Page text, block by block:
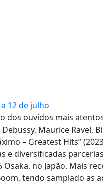
12 de julho
dos ouvidos mais
Maurice Ravel,
– Greatest Hits”
e diversificadas
Osaka, no Japão. Mais
tendo samplado as